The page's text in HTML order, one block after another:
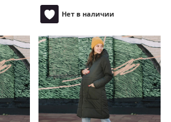
Нет в наличии